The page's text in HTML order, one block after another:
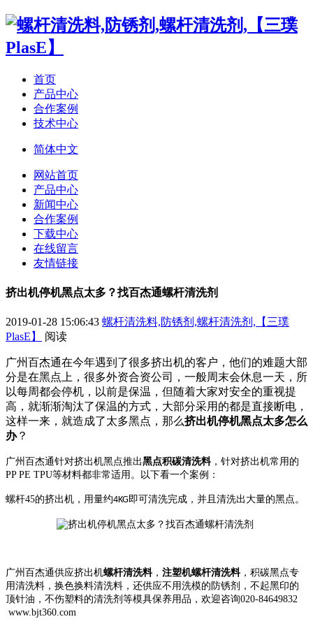
首页
产品中心
合作案例
技术中心
简体中文
网站首页
产品中心
新闻中心
合作案例
下载中心
在线留言
友情链接
挤出机停机黑点太多？找百杰通螺杆清洗剂
2019-01-28 15:06:43 螺杆清洗料,防锈剂,螺杆清洗剂,【三璞
PlasE】
阅读
广州百杰通在今年遇到了很多挤出机的客户，他们的难题大部
分是在黑点上，很多外资合资公司，一般周末会休息一天，所
以每周都会停机，以前是保温，但随着大家对安全的重视提
高，就渐渐淘汰了保温的方式，大部分采用的都是直接断电，
这样一来，就造成了太多黑点，那么挤出机停机黑点太多怎么
办？
广州百杰通针对挤出机黑点推出黑点积碳清洗料，针对挤出机常用的
PP PE TPU等材料都非常适用。以下看一个案例：
螺杆45的挤出机，用量约4KG即可清洗完成，并且清洗出大量的黑点。
广州百杰通供应挤出机螺杆清洗料， 注塑机螺杆清洗料，积碳黑点专
用清洗料，换色换料清洗料，还供应不用洗模的防锈剂，不起黑印的
顶针油，不伤塑料的清洗剂等模具保养用品，欢迎咨询020-84649832
www.bjt360.com